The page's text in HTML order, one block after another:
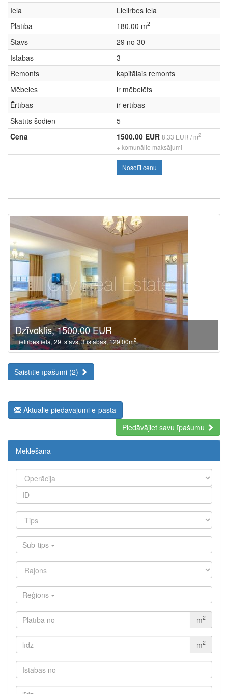
Iela
Lielirbes iela
Platība
180.00 m2
Stāvs
29 no 30
Istabas
3
Remonts
kapitālais remonts
Mēbeles
ir mēbelēts
Ērtības
ir ērtības
Skatīts šodien
5
Cena
1500.00 EUR 8.33 EUR / m2
+ komunālie maksājumi
Nosolīt cenu
Dzīvoklis, 1500.00 EUR
Lielirbes iela, 29. stāvs, 3 istabas, 129.00m2
Saistītie īpašumi (2)
Aktuālie piedāvājumi e-pastā
Piedāvājiet savu īpašumu
The Future of Trading Platforms
The exchange industry is rapidly advancing.Moonois a perfect
representative of the new era: minimal fees of only 0.03%,
lightning-fast swaps, and cross-chain asset movement. Full
functionality in a single app.
Meklēšana
Sub-tips
Reģions
m2
m2